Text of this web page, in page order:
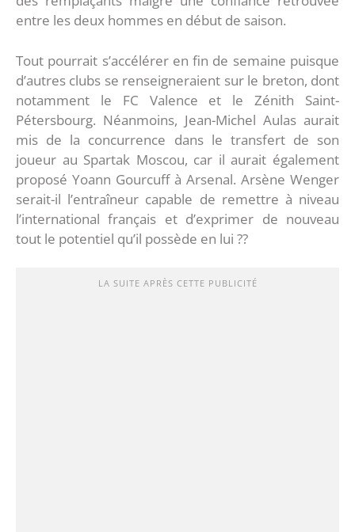
entre les deux hommes en début de saison.
Tout pourrait s’accélérer en fin de semaine puisque
d’autres clubs se renseigneraient sur le breton, dont
notamment le FC Valence et le Zénith Saint-
Pétersbourg. Néanmoins, Jean-Michel Aulas aurait
mis de la concurrence dans le transfert de son
joueur au Spartak Moscou, car il aurait également
proposé Yoann Gourcuff à Arsenal. Arsène Wenger
serait-il l’entraîneur capable de remettre à niveau
l’international français et d’exprimer de nouveau
tout le potentiel qu’il possède en lui ??
LA SUITE APRÈS CETTE PUBLICITÉ